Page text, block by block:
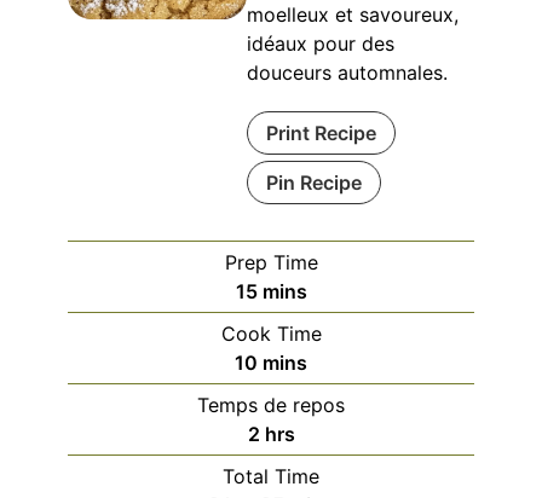
moelleux et savoureux,
idéaux pour des
douceurs automnales.
Print Recipe
Pin Recipe
Prep Time
15minutes
mins
Cook Time
10 minutes
mins
Temps de repos
2hours
hrs
Total Time